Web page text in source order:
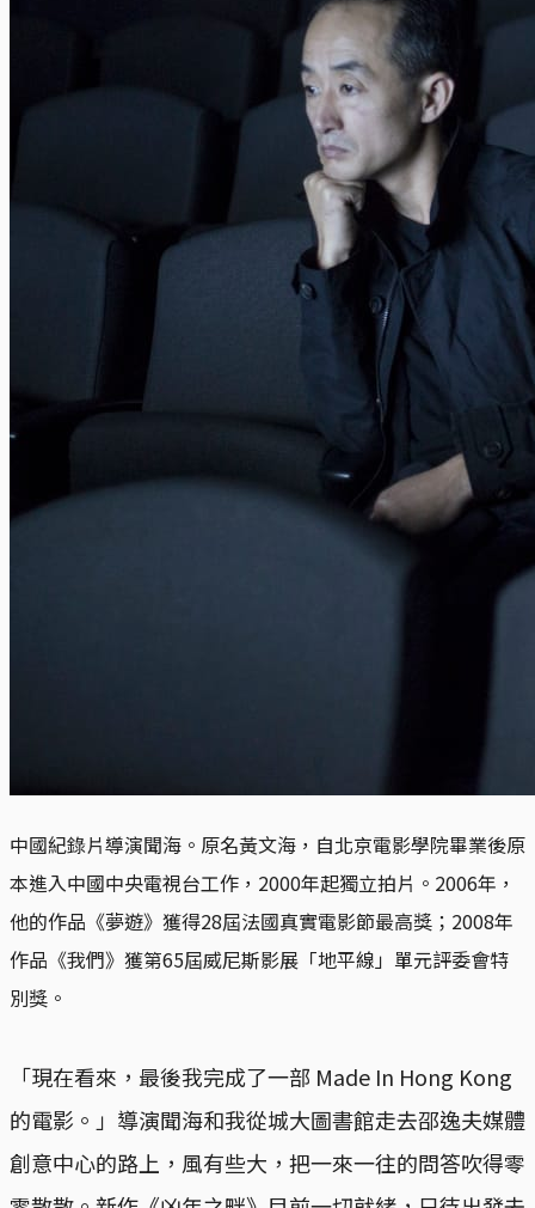
中國紀錄片導演聞海。原名黃文海，自北京電影學院畢業後原
本進入中國中央電視台工作，2000年起獨立拍片。2006年，
他的作品《夢遊》獲得28屆法國真實電影節最高獎；2008年
作品《我們》獲第65屆威尼斯影展「地平線」單元評委會特
別獎。
「現在看來，最後我完成了一部 Made In Hong Kong
的電影。」導演聞海和我從城大圖書館走去邵逸夫媒體
創意中心的路上，風有些大，把一來一往的問答吹得零